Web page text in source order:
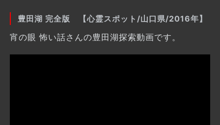
豊田湖 完全版 【心霊スポット/山口県/2016年】
宵の眼 怖い話さんの豊田湖探索動画です。